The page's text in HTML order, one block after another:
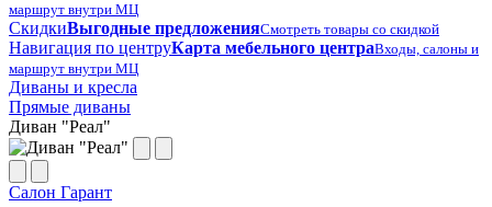
маршрут внутри МЦ
СкидкиВыгодные предложенияСмотреть товары со скидкой
Навигация по центруКарта мебельного центраВходы, салоны и
маршрут внутри МЦ
Диваны и кресла
Прямые диваны
Диван "Реал"
Салон Гарант